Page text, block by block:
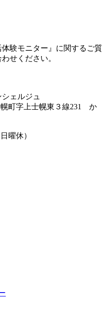
体験モニター』に関するご質
せください。
シェルジュ
町字上士幌東３線231 か
曜休）